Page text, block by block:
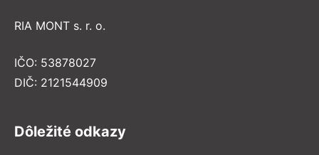
RIA MONT s. r. o.
IČO: 53878027
DIČ: 2121544909
Dôležité odkazy